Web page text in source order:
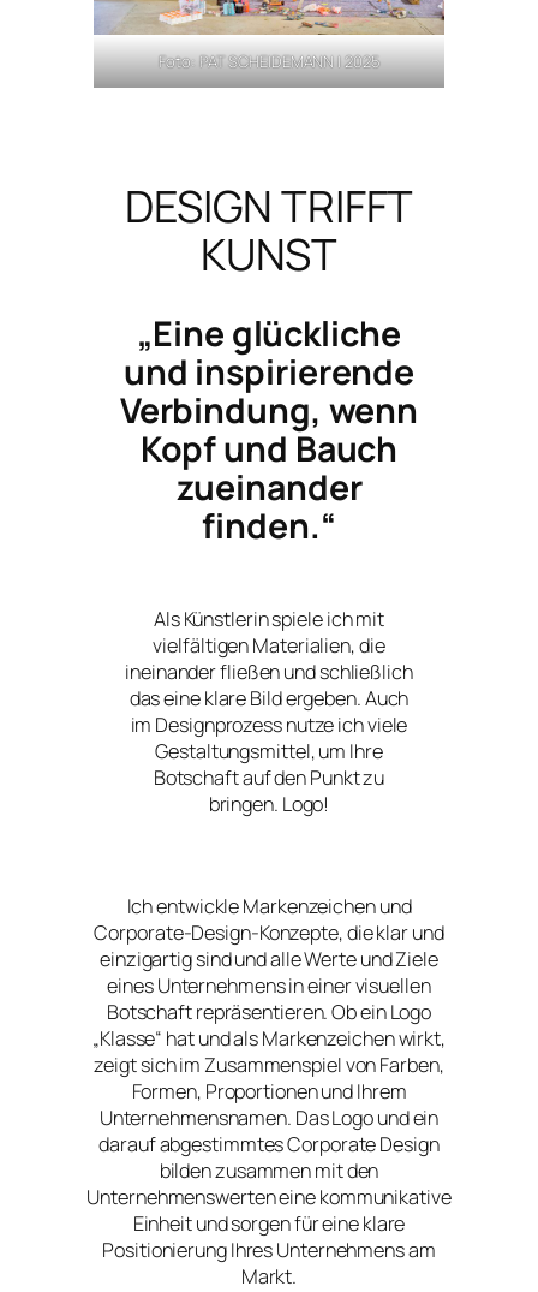
Foto: PAT SCHEIDEMANN | 2025
DESIGN TRIFFT
KUNST
„Eine glückliche
und inspirierende
Verbindung, wenn
Kopf und Bauch
zueinander
finden.“
Als Künstlerin spiele ich mit
vielfältigen Materialien, die
ineinander fließen und schließlich
das eine klare Bild ergeben. Auch
im Designprozess nutze ich viele
Gestaltungsmittel, um Ihre
Botschaft auf den Punkt zu
bringen. Logo!
Ich entwickle Markenzeichen und
Corporate-Design-Konzepte, die klar und
einzigartig sind und alle Werte und Ziele
eines Unternehmens in einer visuellen
Botschaft repräsentieren. Ob ein Logo
„Klasse“ hat und als Markenzeichen wirkt,
zeigt sich im Zusammenspiel von Farben,
Formen, Proportionen und Ihrem
Unternehmensnamen. Das Logo und ein
darauf abgestimmtes Corporate Design
bilden zusammen mit den
Unternehmenswerten eine kommunikative
Einheit und sorgen für eine klare
Positionierung Ihres Unternehmens am
Markt.